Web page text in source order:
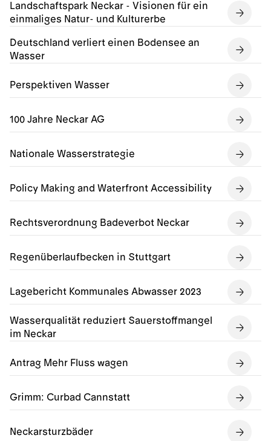
Landschaftspark Neckar - Visionen für ein
einmaliges Natur- und Kulturerbe
Deutschland verliert einen Bodensee an
Wasser
Perspektiven Wasser
100 Jahre Neckar AG
Nationale Wasserstrategie
Policy Making and Waterfront Accessibility
Rechtsverordnung Badeverbot Neckar
Regenüberlaufbecken in Stuttgart
Lagebericht Kommunales Abwasser 2023
Wasserqualität reduziert Sauerstoffmangel
im Neckar
Antrag Mehr Fluss wagen
Grimm: Curbad Cannstatt
Neckarsturzbäder